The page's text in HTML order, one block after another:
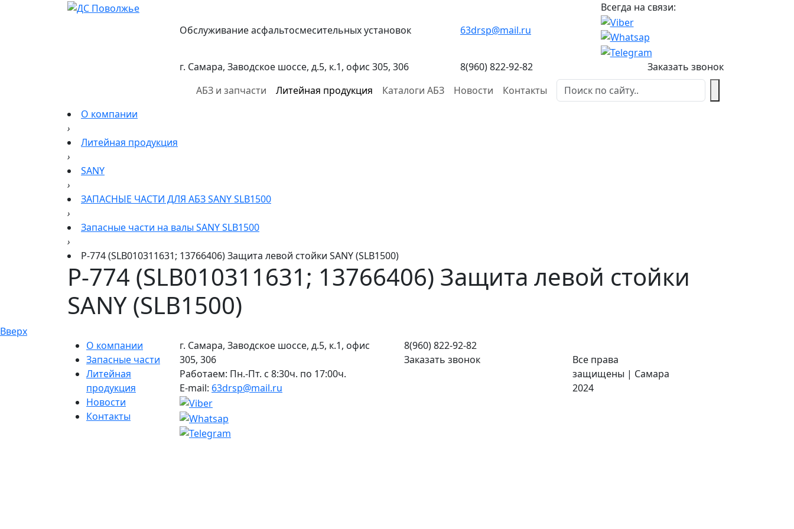
Обслуживание асфальтосмесительных установок 63drsp@mail.ru
Всегда на связи:
г. Самара, Заводское шоссе, д.5, к.1, офис 305, 306 8(960) 822-92-82
Заказать звонок
АБЗ и запчасти
Литейная продукция Каталоги АБЗ Новости
Контакты
О компании
›
Литейная продукция
›
SANY
›
ЗАПАСНЫЕ ЧАСТИ ДЛЯ АБЗ SANY SLB1500
›
Запасные части на валы SANY SLB1500
›
Р-774 (SLB010311631; 13766406) Защита левой стойки SANY (SLB1500)
Р-774 (SLB010311631; 13766406) Защита левой стойки
SANY (SLB1500)
Вверх
О компании
Запасные части
Литейная
продукция
Новости
Контакты
г. Самара, Заводское шоссе, д.5, к.1, офис
305, 306
Работаем: Пн.-Пт. с 8:30ч. по 17:00ч.
E-mail: 63drsp@mail.ru
8(960) 822-92-82
Заказать звонок
Все права
защищены | Самара
2024